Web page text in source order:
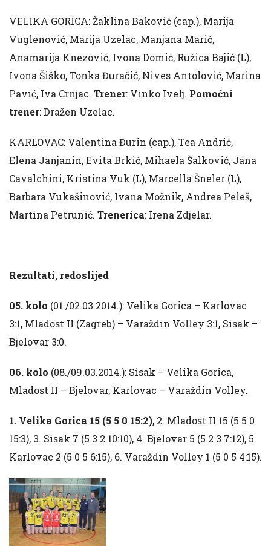
VELIKA GORICA: Žaklina Baković (cap.), Marija
Vuglenović, Marija Uzelac, Manjana Marić,
Anamarija Knezović, Ivona Domić, Ružica Bajić (L),
Ivona Šiško, Tonka Đuračić, Nives Antolović, Marina
Pavić, Iva Crnjac. Trener: Vinko Ivelj. Pomoćni
trener: Dražen Uzelac.
KARLOVAC: Valentina Đurin (cap.), Tea Andrić,
Elena Janjanin, Evita Brkić, Mihaela Šalković, Jana
Cavalchini, Kristina Vuk (L), Marcella Šneler (L),
Barbara Vukašinović, Ivana Možnik, Andrea Peleš,
Martina Petrunić. Trenerica: Irena Zdjelar.
Rezultati, redoslijed
05. kolo (01./02.03.2014.): Velika Gorica – Karlovac
3:1, Mladost II (Zagreb) – Varaždin Volley 3:1, Sisak –
Bjelovar 3:0.
06. kolo (08./09.03.2014.): Sisak – Velika Gorica,
Mladost II – Bjelovar, Karlovac – Varaždin Volley.
1. Velika Gorica 15 (5 5 0 15:2), 2. Mladost II 15 (5 5 0
15:3), 3. Sisak 7 (5 3 2 10:10), 4. Bjelovar 5 (5 2 3 7:12), 5.
Karlovac 2 (5 0 5 6:15), 6. Varaždin Volley 1 (5 0 5 4:15).